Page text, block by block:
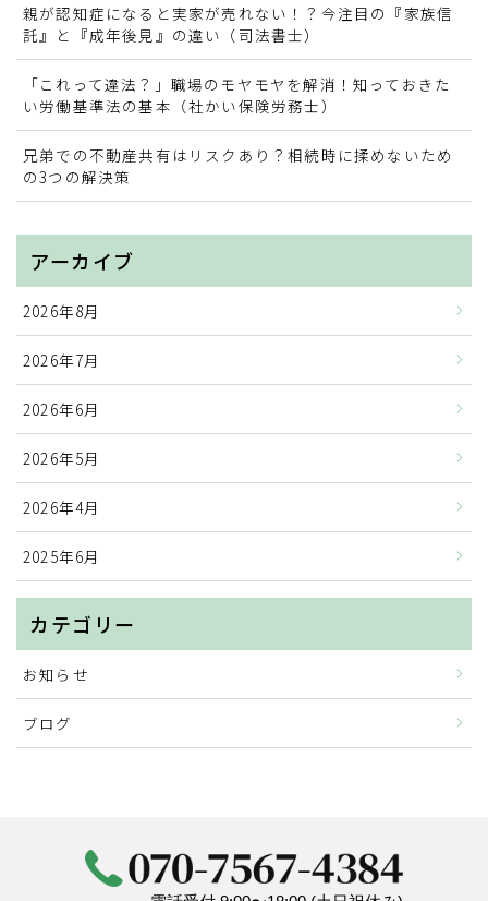
業務提携・連携の募集
親が認知症になると実家が売れない！？今注目の『家族信
託』と『成年後見』の違い（司法書士）
「これって違法？」職場のモヤモヤを解消！知っておきた
い労働基準法の基本（社かい保険労務士）
兄弟での不動産共有はリスクあり？相続時に揉めないため
の3つの解決策
アーカイブ
2026年8月
2026年7月
2026年6月
2026年5月
2026年4月
2025年6月
カテゴリー
お知らせ
ブログ